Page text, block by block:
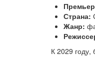
Страна:
Жанр:
К 2029